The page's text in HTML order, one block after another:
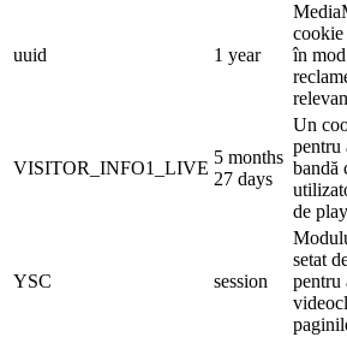
uuid 1 year
cookie
în mod
VISITOR_INFO1_LIVE
5 months
27 days
Un
pentru
bandă
de
YSC session
setat
pentru